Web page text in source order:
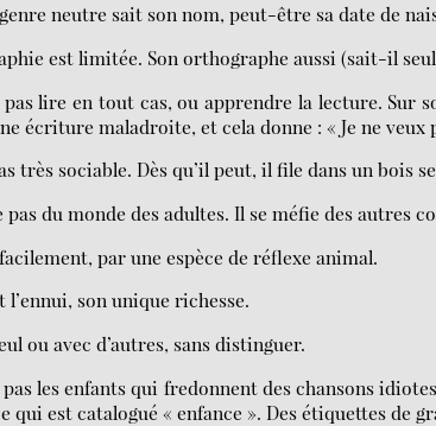
neutre sait son nom, peut-être sa date de
est limitée. Son orthographe aussi (sait-il
pas lire en tout cas, ou apprendre la lecture. Sur
écriture maladroite, et cela donne : « Je ne veux
très sociable. Dès qu’il peut, il file dans un bois
pas du monde des adultes. Il se méfie des autres
par une espèce de réflexe animal.
l’ennui, son unique richesse.
ou avec d’autres, sans distinguer.
pas les enfants qui fredonnent des chansons
qui est catalogué « enfance ». Des étiquettes de